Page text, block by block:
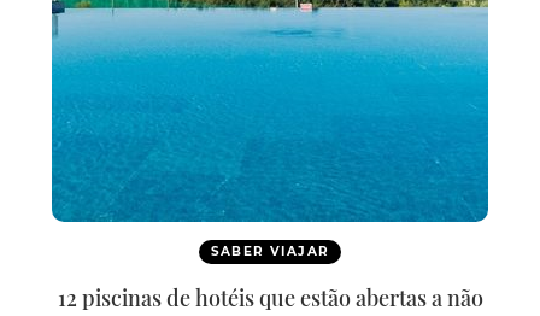
SABER VIAJAR
12 piscinas de hotéis que estão abertas a não